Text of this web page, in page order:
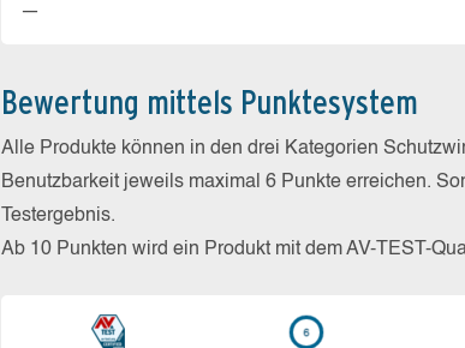
—
Bewertung mittels Punktesystem
Alle Produkte können in den drei Kategorien
Benutzbarkeit jeweils maximal 6 Punkte erreichen.
Testergebnis.
Ab 10 Punkten wird ein Produkt mit dem AV-TEST-